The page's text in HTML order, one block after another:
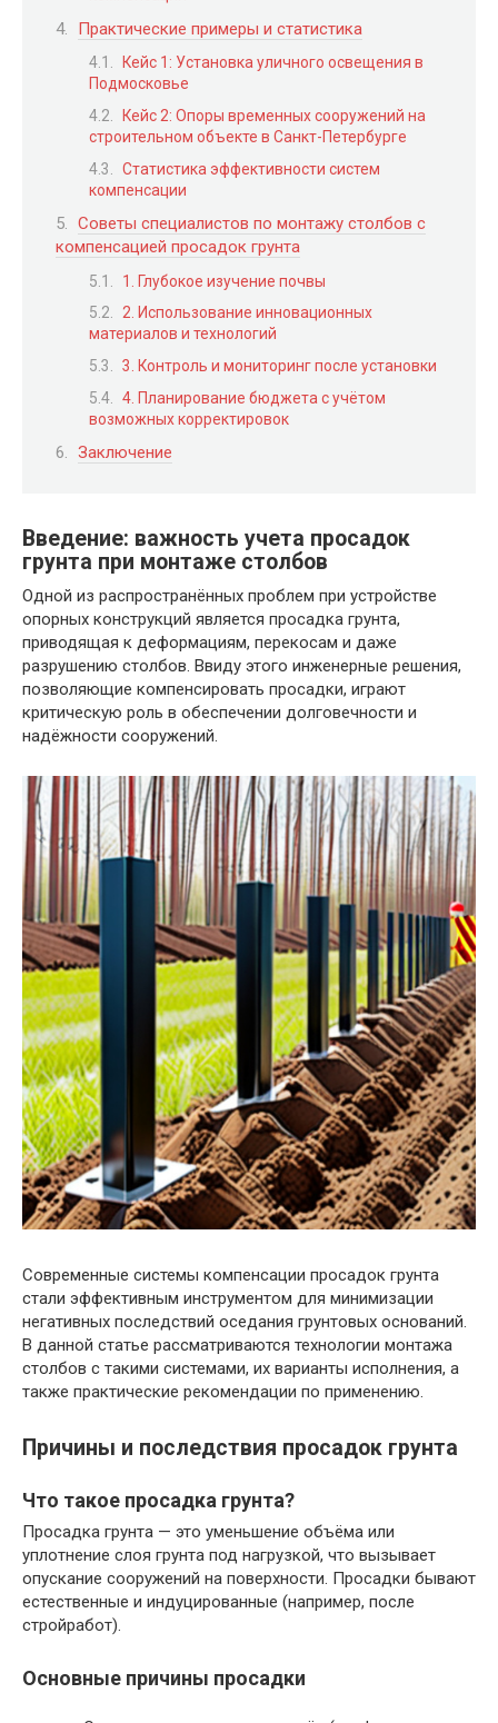
Практические примеры и статистика
Кейс 1: Установка уличного освещения в
Подмосковье
Кейс 2: Опоры временных сооружений на
строительном объекте в Санкт-Петербурге
Статистика эффективности систем
компенсации
Советы специалистов по монтажу столбов с
компенсацией просадок грунта
1. Глубокое изучение почвы
2. Использование инновационных
материалов и технологий
3. Контроль и мониторинг после установки
4. Планирование бюджета с учётом
возможных корректировок
Заключение
Введение: важность учета просадок
грунта при монтаже столбов
Одной из распространённых проблем при устройстве
опорных конструкций является просадка грунта,
приводящая к деформациям, перекосам и даже
разрушению столбов. Ввиду этого инженерные решения,
позволяющие компенсировать просадки, играют
критическую роль в обеспечении долговечности и
надёжности сооружений.
Современные системы компенсации просадок грунта
стали эффективным инструментом для минимизации
негативных последствий оседания грунтовых оснований.
В данной статье рассматриваются технологии монтажа
столбов с такими системами, их варианты исполнения, а
также практические рекомендации по применению.
Причины и последствия просадок грунта
Что такое просадка грунта?
Просадка грунта — это уменьшение объёма или
уплотнение слоя грунта под нагрузкой, что вызывает
опускание сооружений на поверхности. Просадки бывают
естественные и индуцированные (например, после
стройработ).
Основные причины просадки